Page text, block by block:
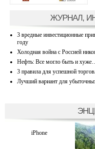
ЖУРНАЛ,
3 вредные инвестиционные
году
Холодная война с Россией
Нефть: Все могло быть и хуже…
3 правила для успешной
Лучший вариант для
iPhone